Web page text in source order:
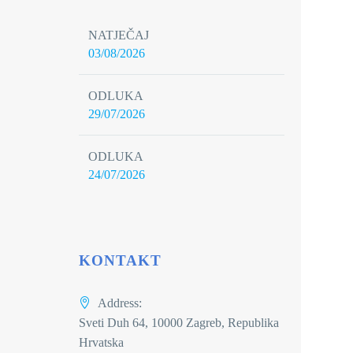
NATJEČAJ
03/08/2026
ODLUKA
29/07/2026
ODLUKA
24/07/2026
KONTAKT
Address:
Sveti Duh 64, 10000 Zagreb, Republika
Hrvatska